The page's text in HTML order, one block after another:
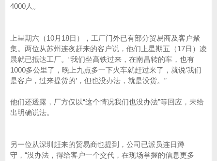
4000人。
上星期六（10月18日），工厂门外已有部分贸易商及客户聚
集。两位从苏州连夜赶来的客户说，他们上星期五（17日）凌
晨就已抵达工厂。“我们坐高铁过来，在南昌转的车，也有
1000多公里了，晚上九点多一下火车就赶过来了，就说‘我们
是客户，过来提货的’，但也没办法，就是没货。”
他们还透露，厂方仅以“这个情况我们也没办法”等回应，未给
出明确说法。
另一位从深圳赶来的贸易商也提到，公司已派员连日蹲
守，“没办法，得给客户一个交代，在现场掌握的信息更多